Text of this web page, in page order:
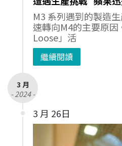
M3 系列遇到的製造
速轉向M4的主要原
Loose」活
繼續閱讀
3 月
- 2024 -
3 月 26日